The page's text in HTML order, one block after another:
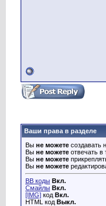
Ваши права в разделе
Вы не можете создавать
Вы не можете отвечать в
Вы не можете
Вы не можете
BB коды Вкл.
Смайлы Вкл.
[IMG] код Вкл.
HTML код Выкл.